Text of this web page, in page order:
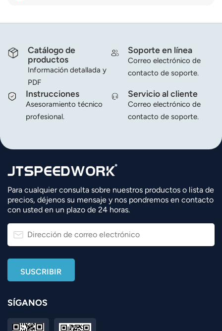
Catálogo de
productos
Información detallada y
PDF
Soporte en línea
Correo electrónico de
contacto de soporte.
Instrucciones
Asesoramiento técnico
profesional.
Servicio al cliente
Correo electrónico de
contacto de soporte.
Para cualquier consulta sobre nuestros productos o lista de
precios, déjenos su mensaje y nos pondremos en contacto
con usted en un plazo de 24 horas.
SÍGANOS